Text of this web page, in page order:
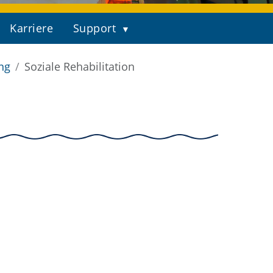
Karriere Support
Soziale Rehabilitation